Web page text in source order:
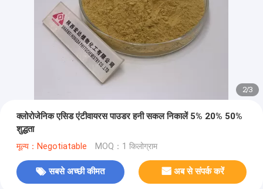
2/3
क्लोरोजेनिक एसिड एंटीवायरस पाउडर हनी सकल निकालें 5% 20% 50%
शुद्धता
मूल्य：Negotiatable MOQ：1 किलोग्राम
सबसे अच्छी कीमत अब से संपर्क करें